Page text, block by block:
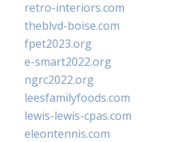
retro-interiors.com
theblvd-boise.com
fpet2023.org
e-smart2022.org
ngrc2022.org
leesfamilyfoods.com
lewis-lewis-cpas.com
eleontennis.com